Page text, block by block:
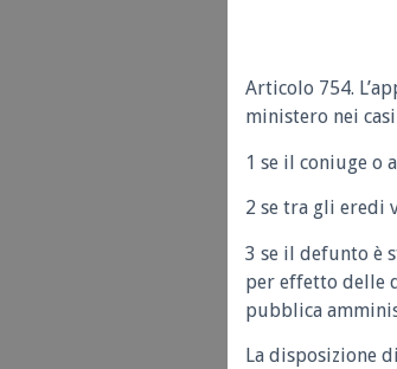
Articolo 754.
ministero nei
1 se il coniuge o
2 se tra gli eredi
3 se il defunto è
per effetto delle
pubblica
La disposizione